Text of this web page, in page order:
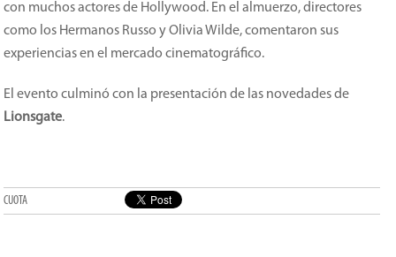
con muchos actores de Hollywood. En el almuerzo, directores
como los Hermanos Russo y Olivia Wilde, comentaron sus
experiencias en el mercado cinematográfico.
El evento culminó con la presentación de las novedades de
Lionsgate.
CUOTA